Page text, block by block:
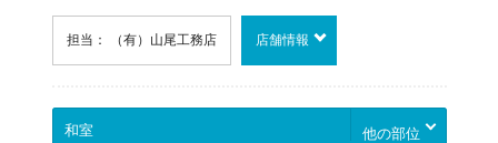
担当： （有）山尾工務店 店舗情報
他の部位